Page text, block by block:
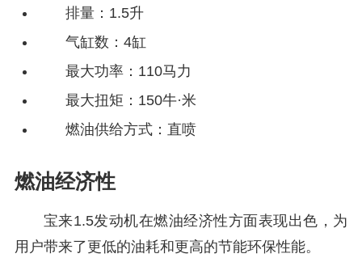
排量：1.5升
气缸数：4缸
最大功率：110马力
最大扭矩：150牛·米
燃油供给方式：直喷
燃油经济性
宝来1.5发动机在燃油经济性方面表现出色，为
用户带来了更低的油耗和更高的节能环保性能。